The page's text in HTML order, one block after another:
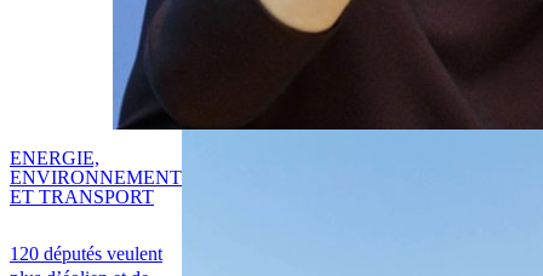
120 députés veulent
ENERGIE,
ENVIRONNEMENT
ET TRANSPORT